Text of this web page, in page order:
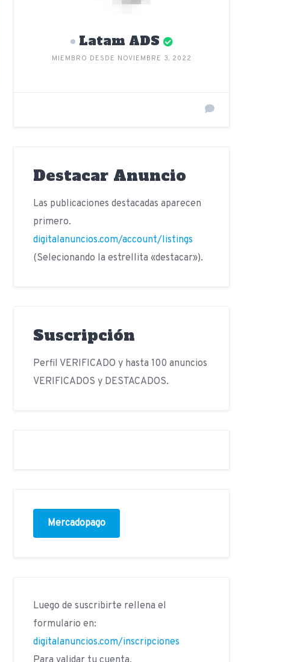
Latam ADS
MIEMBRO DESDE NOVIEMBRE 3, 2022
Destacar Anuncio
Las publicaciones destacadas aparecen
primero.
digitalanuncios.com/account/listings
(Selecionando la estrellita «destacar»).
Suscripción
Perfil VERIFICADO y hasta 100 anuncios
VERIFICADOS y DESTACADOS.
Mercadopago
Luego de suscribirte rellena el
formulario en:
digitalanuncios.com/inscripciones